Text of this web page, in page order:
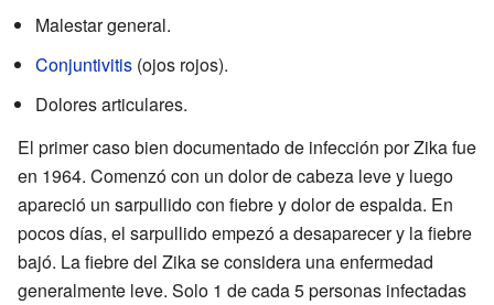
Malestar general.
Conjuntivitis (ojos rojos).
Dolores articulares.
El primer caso bien documentado de infección por Zika fue
en 1964. Comenzó con un dolor de cabeza leve y luego
apareció un sarpullido con fiebre y dolor de espalda. En
pocos días, el sarpullido empezó a desaparecer y la fiebre
bajó. La fiebre del Zika se considera una enfermedad
generalmente leve. Solo 1 de cada 5 personas infectadas